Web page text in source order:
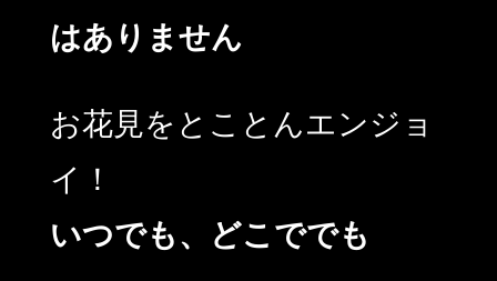
はありません
お花見をとことんエンジョ
イ！
いつでも、どこででも